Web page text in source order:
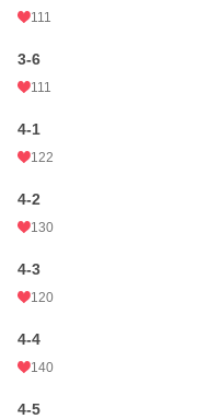
111
3-6
111
4-1
122
4-2
130
4-3
120
4-4
140
4-5